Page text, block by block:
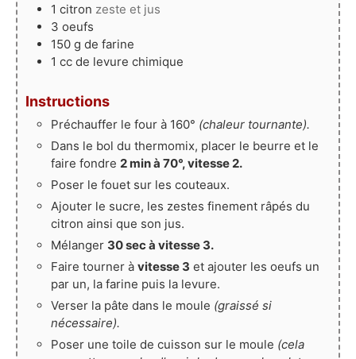
1 citron zeste et jus
3 oeufs
150 g de farine
1 cc de levure chimique
Instructions
Préchauffer le four à 160° (chaleur tournante).
Dans le bol du thermomix, placer le beurre et le
faire fondre 2 min à 70°, vitesse 2.
Poser le fouet sur les couteaux.
Ajouter le sucre, les zestes finement râpés du
citron ainsi que son jus.
Mélanger 30 sec à vitesse 3.
Faire tourner à vitesse 3 et ajouter les oeufs un
par un, la farine puis la levure.
Verser la pâte dans le moule (graissé si
nécessaire).
Poser une toile de cuisson sur le moule (cela